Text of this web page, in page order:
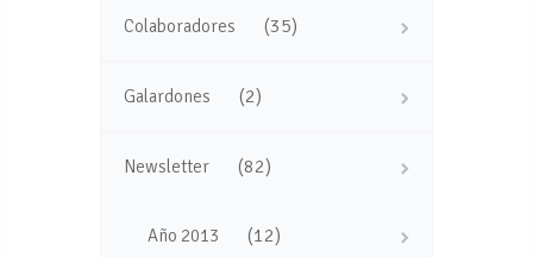
Colaboradores (35)
Galardones (2)
Newsletter (82)
Año 2013 (12)